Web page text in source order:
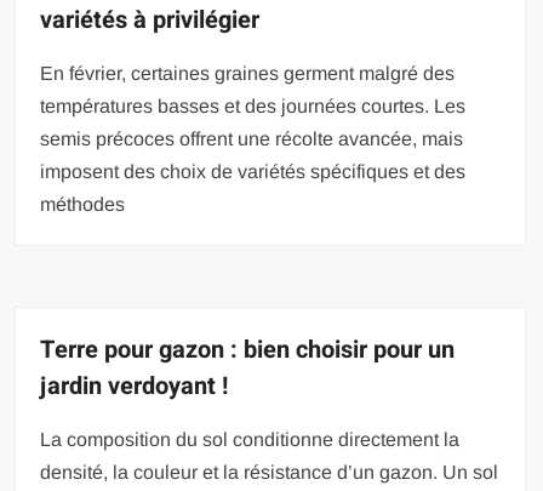
variétés à privilégier
En février, certaines graines germent malgré des
températures basses et des journées courtes. Les
semis précoces offrent une récolte avancée, mais
imposent des choix de variétés spécifiques et des
méthodes
Terre pour gazon : bien choisir pour un
jardin verdoyant !
La composition du sol conditionne directement la
densité, la couleur et la résistance d’un gazon. Un sol